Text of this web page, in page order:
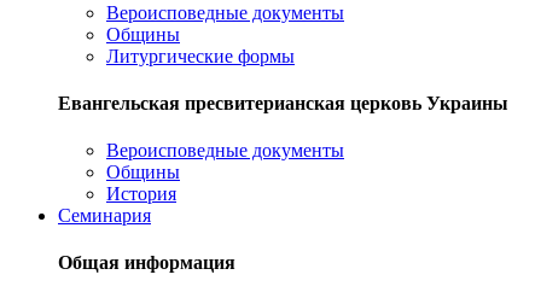
Вероисповедные документы
Общины
Литургические формы
Евангельская пресвитерианская церковь Украины
Вероисповедные документы
Общины
История
Семинария
Общая информация